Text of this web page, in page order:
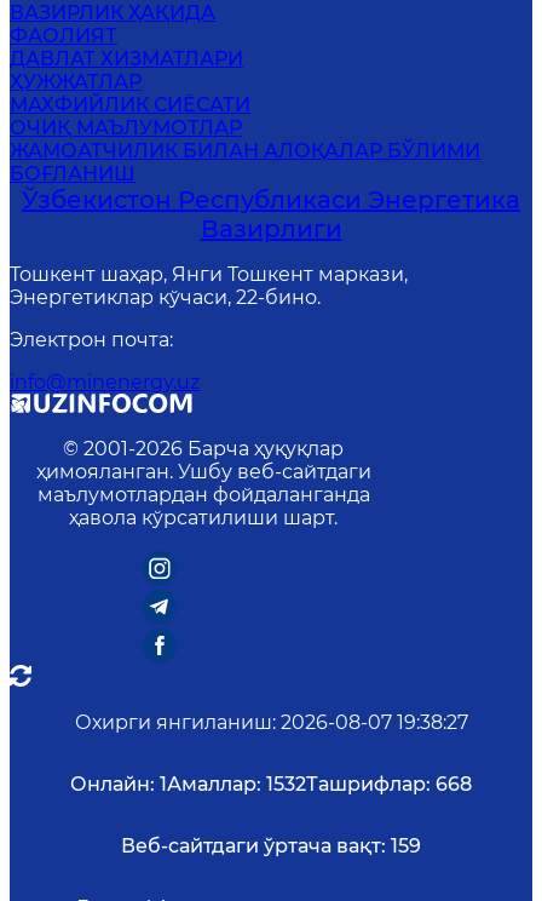
ВАЗИРЛИК ҲАҚИДА
ФАОЛИЯТ
ДАВЛАТ ХИЗМАТЛАРИ
ҲУЖЖАТЛАР
МАХФИЙЛИК СИЁСАТИ
ОЧИҚ МАЪЛУМОТЛАР
ЖАМОАТЧИЛИК БИЛАН АЛОҚАЛАР БЎЛИМИ
БОҒЛАНИШ
Ўзбекистон Республикаси Энергетика
Вазирлиги
Тошкент шаҳар, Янги Тошкент маркази,
Энергетиклар кўчаси, 22-бино.
Электрон почта:
info@minenergy.uz
© 2001-2026 Барча ҳуқуқлар
ҳимояланган. Ушбу веб-сайтдаги
маълумотлардан фойдаланганда
ҳавола кўрсатилиши шарт.
Охирги янгиланиш: 2026-08-07 19:38:27
Онлайн: 1Амаллар: 1532Ташрифлар: 668
Веб-сайтдаги ўртача вақт: 159